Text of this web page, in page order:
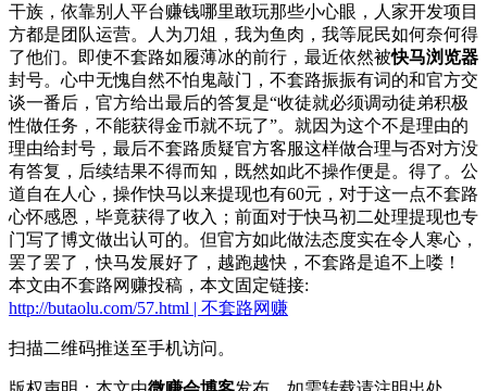
干族，依靠别人平台赚钱哪里敢玩那些小心眼，人家开发项目
方都是团队运营。人为刀俎，我为鱼肉，我等屁民如何奈何得
了他们。即使不套路如履薄冰的前行，最近依然被快马浏览器
封号。心中无愧自然不怕鬼敲门，不套路振振有词的和官方交
谈一番后，官方给出最后的答复是“收徒就必须调动徒弟积极
性做任务，不能获得金币就不玩了”。就因为这个不是理由的
理由给封号，最后不套路质疑官方客服这样做合理与否对方没
有答复，后续结果不得而知，既然如此不操作便是。得了。公
道自在人心，操作快马以来提现也有60元，对于这一点不套路
心怀感恩，毕竟获得了收入；前面对于快马初二处理提现也专
门写了博文做出认可的。但官方如此做法态度实在令人寒心，
罢了罢了，快马发展好了，越跑越快，不套路是追不上喽！
本文由不套路网赚投稿，本文固定链接:
http://butaolu.com/57.html | 不套路网赚
扫描二维码推送至手机访问。